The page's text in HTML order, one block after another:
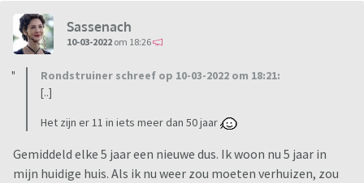
Sassenach
10-03-2022 om 18:26
Rondstruiner schreef op 10-03-2022 om 18:21:
[..]
Het zijn er 11 in iets meer dan 50 jaar
Gemiddeld elke 5 jaar een nieuwe dus. Ik woon nu 5 jaar in
mijn huidige huis. Als ik nu weer zou moeten verhuizen, zou